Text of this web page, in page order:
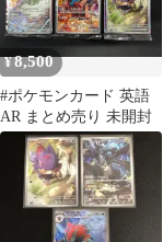
¥8,500
#ポケモンカード 英語
AR まとめ売り 未開封